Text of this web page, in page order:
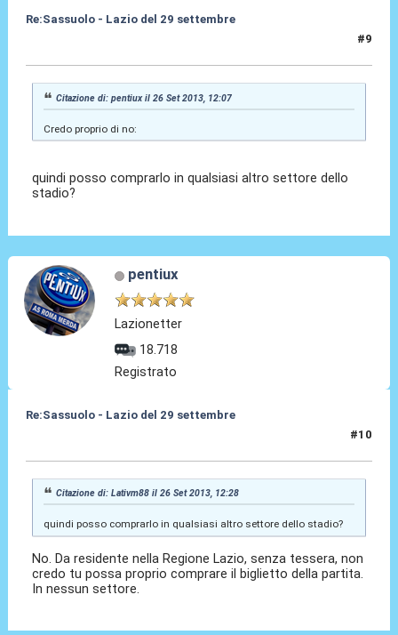
Re:Sassuolo - Lazio del 29 settembre
#9
Citazione di: pentiux il 26 Set 2013, 12:07
Credo proprio di no:
quindi posso comprarlo in qualsiasi altro settore dello
stadio?
pentiux
Lazionetter
18.718
Registrato
Re:Sassuolo - Lazio del 29 settembre
#10
Citazione di: Lativm88 il 26 Set 2013, 12:28
quindi posso comprarlo in qualsiasi altro settore dello stadio?
No. Da residente nella Regione Lazio, senza tessera, non
credo tu possa proprio comprare il biglietto della partita.
In nessun settore.